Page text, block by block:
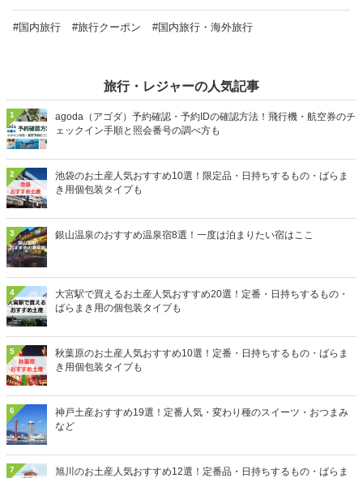
#国内旅行 #旅行クーポン #国内旅行・海外旅行
旅行・レジャーの人気記事
1
agoda（アゴダ）予約確認・予約IDの確認方法！飛行機・航空券のチ
ェックイン手順と照会番号の調べ方も
2
池袋のお土産人気おすすめ10選！限定品・日持ちするもの・ばらま
き用個包装タイプも
3 銀山温泉のおすすめ温泉宿8選！一度は泊まりたい宿はここ
4
大宮駅で買えるお土産人気おすすめ20選！定番・日持ちするもの・
ばらまき用の個包装タイプも
5
秋葉原のお土産人気おすすめ10選！定番・日持ちするもの・ばらま
き用個包装タイプも
6
神戸土産おすすめ19選！定番人気・変わり種のスイーツ・おつまみ
など
7
旭川のお土産人気おすすめ12選！定番品・日持ちするもの・ばらま